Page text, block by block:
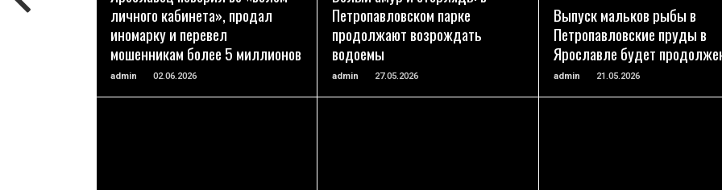
личного кабинета», продал
иномарку и перевел
мошенникам более 5 миллионов
admin 02.06.2026
Петропавловском парке
продолжают возрождать
водоемы
admin 27.05.2026
Выпуск мальков рыбы в
Петропавловские пруды в
Ярославле будет
admin 21.05.2026